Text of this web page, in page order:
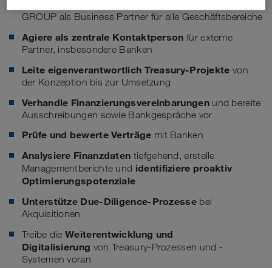
GROUP als Business Partner für alle Geschäftsbereiche
Agiere als zentrale Kontaktperson für externe
Partner, insbesondere Banken
Leite eigenverantwortlich Treasury-Projekte von
der Konzeption bis zur Umsetzung
Verhandle Finanzierungsvereinbarungen und bereite
Ausschreibungen sowie Bankgespräche vor
Prüfe und bewerte Verträge mit Banken
Analysiere Finanzdaten tiefgehend, erstelle
Managementberichte und identifiziere proaktiv
Optimierungspotenziale
Unterstütze Due-Diligence-Prozesse bei
Akquisitionen
Treibe dieWeiterentwicklung und
Digitalisierung von Treasury-Prozessen und -
Systemen voran